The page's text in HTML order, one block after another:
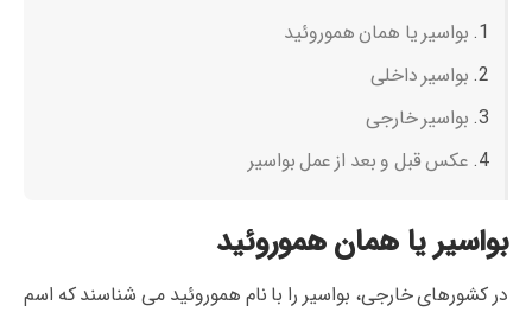
بواسیر یا همان هموروئید
بواسیر داخلی
بواسیر خارجی
عکس قبل و بعد از عمل بواسیر
بواسیر یا همان هموروئید
در کشورهای خارجی، بواسیر را با نام هموروئید می شناسند که اسم